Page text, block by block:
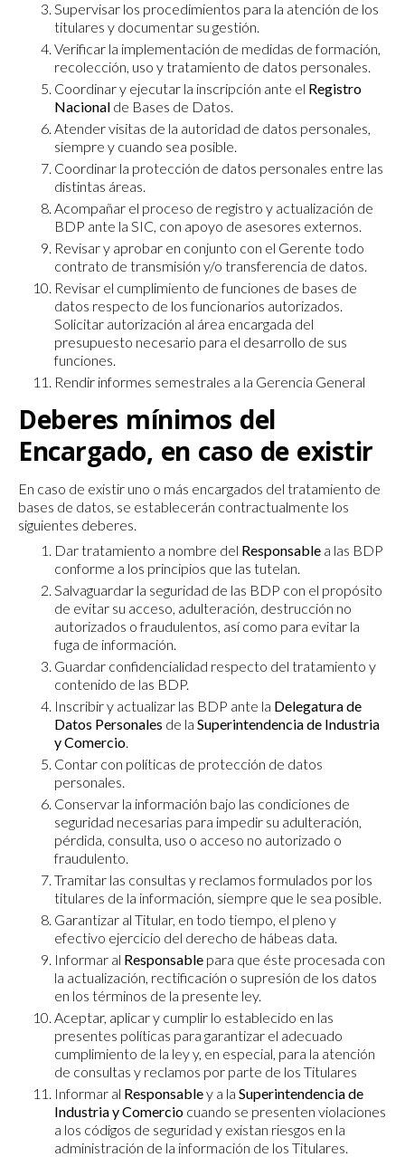
Supervisar los procedimientos para la atención de los
titulares y documentar su gestión.
Verificar la implementación de medidas de formación,
recolección, uso y tratamiento de datos personales.
Coordinar y ejecutar la inscripción ante el Registro
Nacional de Bases de Datos.
Atender visitas de la autoridad de datos personales,
siempre y cuando sea posible.
Coordinar la protección de datos personales entre las
distintas áreas.
Acompañar el proceso de registro y actualización de
BDP ante la SIC, con apoyo de asesores externos.
Revisar y aprobar en conjunto con el Gerente todo
contrato de transmisión y/o transferencia de datos.
Revisar el cumplimiento de funciones de bases de
datos respecto de los funcionarios autorizados.
Solicitar autorización al área encargada del
presupuesto necesario para el desarrollo de sus
funciones.
Rendir informes semestrales a la Gerencia General
Deberes mínimos del
Encargado, en caso de existir
En caso de existir uno o más encargados del tratamiento de
bases de datos, se establecerán contractualmente los
siguientes deberes.
Dar tratamiento a nombre del Responsable a las BDP
conforme a los principios que las tutelan.
Salvaguardar la seguridad de las BDP con el propósito
de evitar su acceso, adulteración, destrucción no
autorizados o fraudulentos, así como para evitar la
fuga de información.
Guardar confidencialidad respecto del tratamiento y
contenido de las BDP.
Inscribir y actualizar las BDP ante la Delegatura de
Datos Personales de la Superintendencia de Industria
y Comercio.
Contar con políticas de protección de datos
personales.
Conservar la información bajo las condiciones de
seguridad necesarias para impedir su adulteración,
pérdida, consulta, uso o acceso no autorizado o
fraudulento.
Tramitar las consultas y reclamos formulados por los
titulares de la información, siempre que le sea posible.
Garantizar al Titular, en todo tiempo, el pleno y
efectivo ejercicio del derecho de hábeas data.
Informar al Responsable para que éste procesada con
la actualización, rectificación o supresión de los datos
en los términos de la presente ley.
Aceptar, aplicar y cumplir lo establecido en las
presentes políticas para garantizar el adecuado
cumplimiento de la ley y, en especial, para la atención
de consultas y reclamos por parte de los Titulares
Informar al Responsabley a la Superintendencia de
Industria y Comercio cuando se presenten violaciones
a los códigos de seguridad y existan riesgos en la
administración de la información de los Titulares.